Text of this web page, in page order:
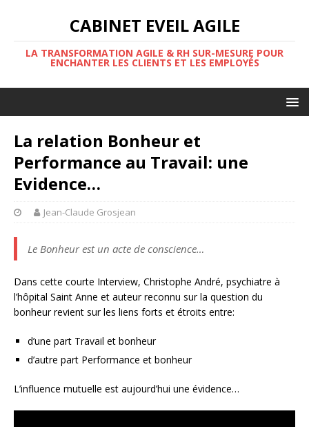
CABINET EVEIL AGILE
LA TRANSFORMATION AGILE & RH SUR-MESURE POUR
ENCHANTER LES CLIENTS ET LES EMPLOYÉS
La relation Bonheur et
Performance au Travail: une
Evidence…
Jean-Claude Grosjean
Le Bonheur est un acte de conscience…
Dans cette courte Interview, Christophe André, psychiatre à
l’hôpital Saint Anne et auteur reconnu sur la question du
bonheur revient sur les liens forts et étroits entre:
d’une part Travail et bonheur
d’autre part Performance et bonheur
L’influence mutuelle est aujourd’hui une évidence…